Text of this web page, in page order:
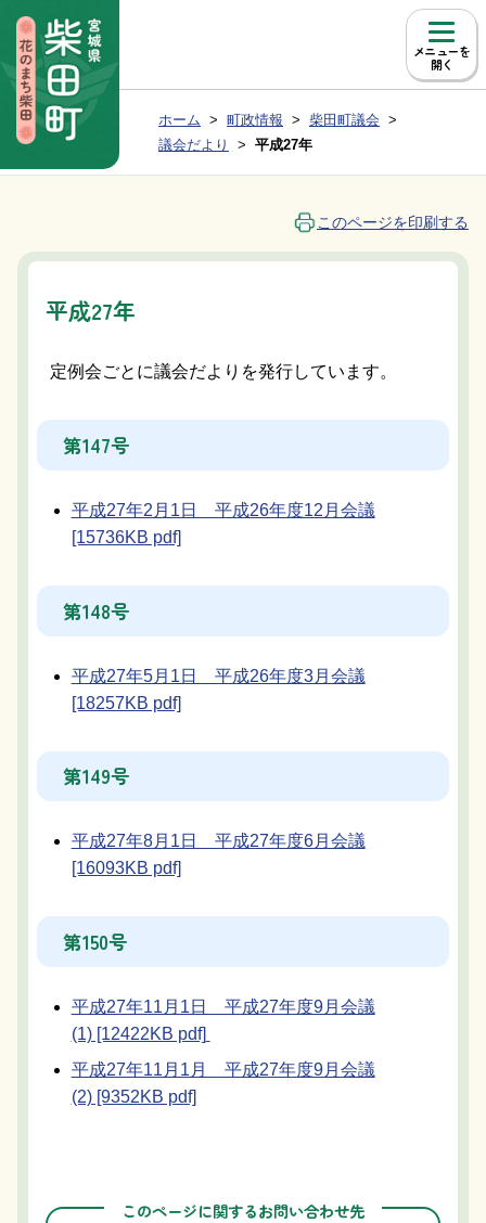
メニュー
Group NAV BreadCrumb
現在位置：
ホーム 町政情報
柴田町議会
議会だより
平成27年
このページを印刷する
平成27年
定例会ごとに議会だよりを発行しています。
第147号
平成27年2月1日 平成26年度12月会議
[15736KB pdf]
第148号
平成27年5月1日 平成26年度3月会議
[18257KB pdf]
第149号
平成27年8月1日 平成27年度6月会議
[16093KB pdf]
第150号
平成27年11月1日 平成27年度9月会議
(1) [12422KB pdf]
平成27年11月1月 平成27年度9月会議
(2) [9352KB pdf]
このページに関するお問い合わせ先